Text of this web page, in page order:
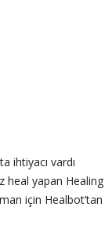
ihtiyacı vardı
heal yapan Healing
için Healbot’tan